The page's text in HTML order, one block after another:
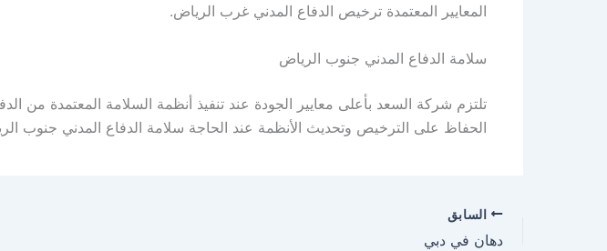
المعايير المعتمدة ترخيص الدفاع المدني غرب الرياض.
سلامة الدفاع المدني جنوب الرياض
تلتزم شركة السعد بأعلى معايير الجودة عند تنفيذ أنظمة السلامة المعتمدة
الحفاظ على الترخيص وتحديث الأنظمة عند الحاجة سلامة الدفاع المدني جنوب
السابق
دهان في دبي